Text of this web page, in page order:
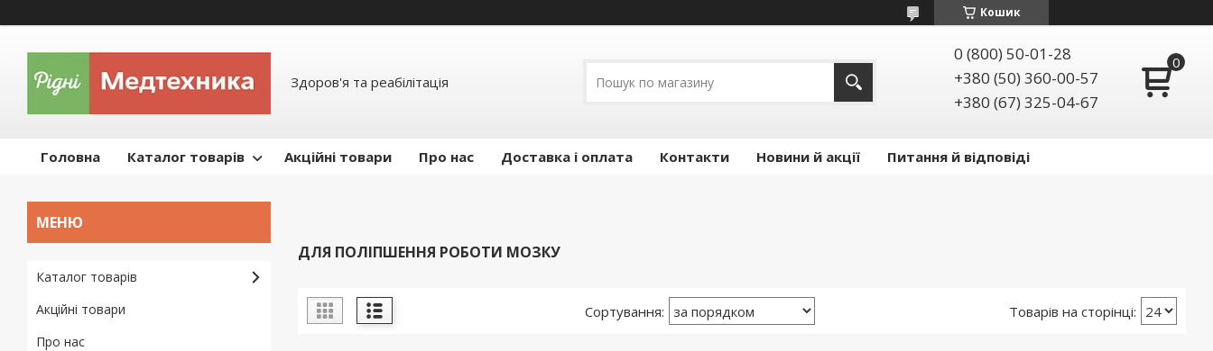
Кошик
Здоров'я та реабілітація
0 (800) 50-01-28
+380 (50) 360-00-57
+380 (67) 325-04-67
Головна Каталог товарів Акційні товари Про нас Доставка і оплата Контакти Новини й акції Питання й відповіді
ДЛЯ ПОЛІПШЕННЯ РОБОТИ МОЗКУ
Каталог товарів
Акційні товари
Про нас